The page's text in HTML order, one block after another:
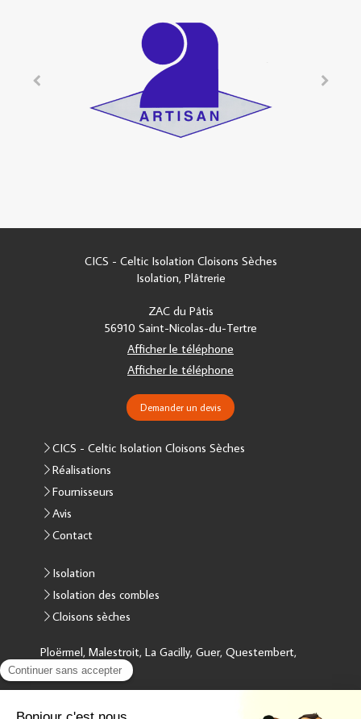
CICS - Celtic Isolation Cloisons Sèches
Isolation, Plâtrerie
ZAC du Pâtis
56910 Saint-Nicolas-du-Tertre
Afficher le téléphone
Afficher le téléphone
Demander un devis
CICS - Celtic Isolation Cloisons Sèches
Réalisations
Fournisseurs
Avis
Contact
Isolation
Isolation des combles
Cloisons sèches
Ploërmel, Malestroit, La Gacilly, Guer, Questembert,
Redon, Vannes